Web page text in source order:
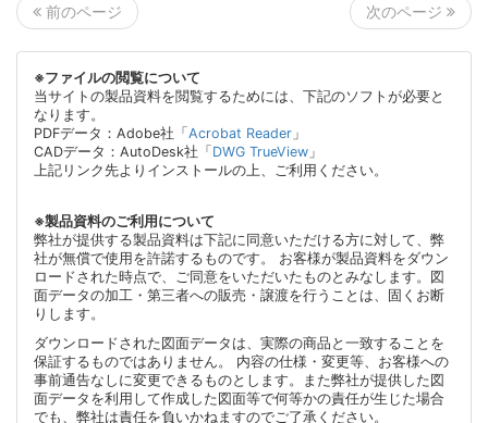
前のページ 次のページ
※ファイルの閲覧について
当サイトの製品資料を閲覧するためには、下記のソフトが必要と
なります。
PDFデータ：Adobe社「Acrobat Reader 」
CADデータ：AutoDesk社「DWG TrueView 」
上記リンク先よりインストールの上、ご利用ください。
※製品資料のご利用について
弊社が提供する製品資料は下記に同意いただける方に対して、弊
社が無償で使用を許諾するものです。 お客様が製品資料をダウン
ロードされた時点で、ご同意をいただいたものとみなします。図
面データの加工・第三者への販売・譲渡を行うことは、固くお断
りします。
ダウンロードされた図面データは、実際の商品と一致することを
保証するものではありません。 内容の仕様・変更等、お客様への
事前通告なしに変更できるものとします。また弊社が提供した図
面データを利用して作成した図面等で何等かの責任が生じた場合
でも、弊社は責任を負いかねますのでご了承ください。